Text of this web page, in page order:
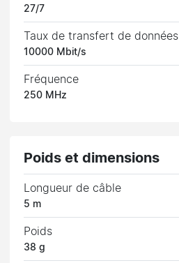
27/7
Taux de transfert de données
10000 Mbit/s
Fréquence
250 MHz
Poids et dimensions
Longueur de câble
5 m
Poids
38 g